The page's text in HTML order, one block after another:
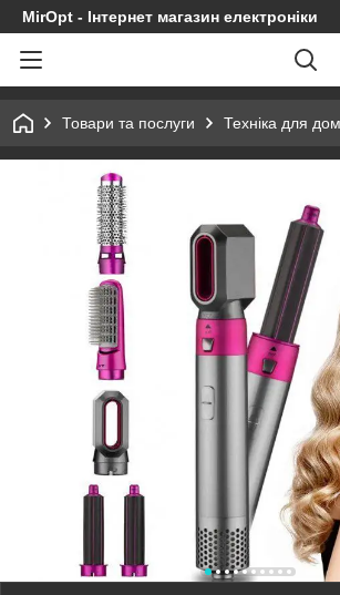
MirOpt - Інтернет магазин електроніки
Товари та послуги Техніка для